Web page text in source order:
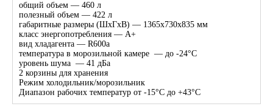
общий объем — 460 л
полезный объем — 422 л
габаритные размеры (ШхГхВ) — 1365х730х835 мм
класс энергопотребления — А+
вид хладагента — R600a
температура в морозильной камере — до -24°С
уровень шума — 41 дБа
2 корзины для хранения
Режим холодильник/морозильник
Диапазон рабочих температур от -15°С до +43°С